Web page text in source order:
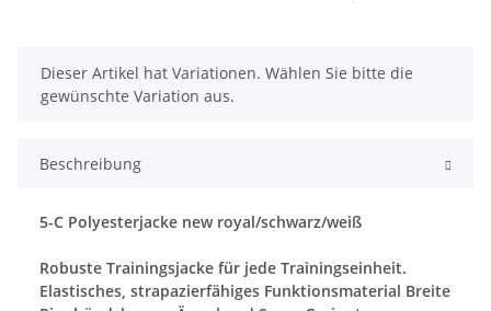
x
Dieser Artikel hat Variationen. Wählen Sie bitte die
gewünschte Variation aus.
Beschreibung
5-C Polyesterjacke new royal/schwarz/weiß
Robuste Trainingsjacke für jede Trainingseinheit.
Elastisches, strapazierfähiges Funktionsmaterial Breite